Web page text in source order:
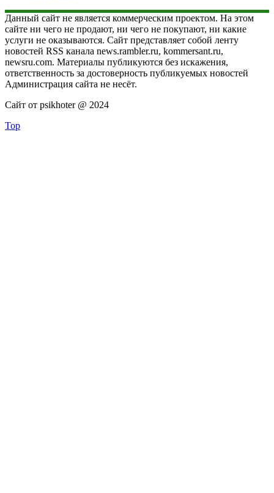
Данный сайт не является коммерческим проектом. На этом
сайте ни чего не продают, ни чего не покупают, ни какие
услуги не оказываются. Сайт представляет собой ленту
новостей RSS канала news.rambler.ru, kommersant.ru,
newsru.com. Материалы публикуются без искажения,
ответственность за достоверность публикуемых новостей
Администрация сайта не несёт.
Сайт от psikhoter @ 2024
Top